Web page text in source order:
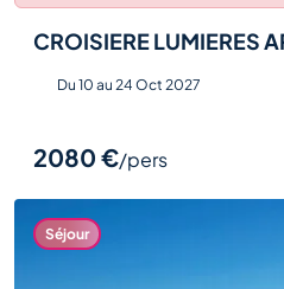
CROISIERE LUMIERES
Du 10 au 24 Oct 2027
2080 €/pers
Séjour